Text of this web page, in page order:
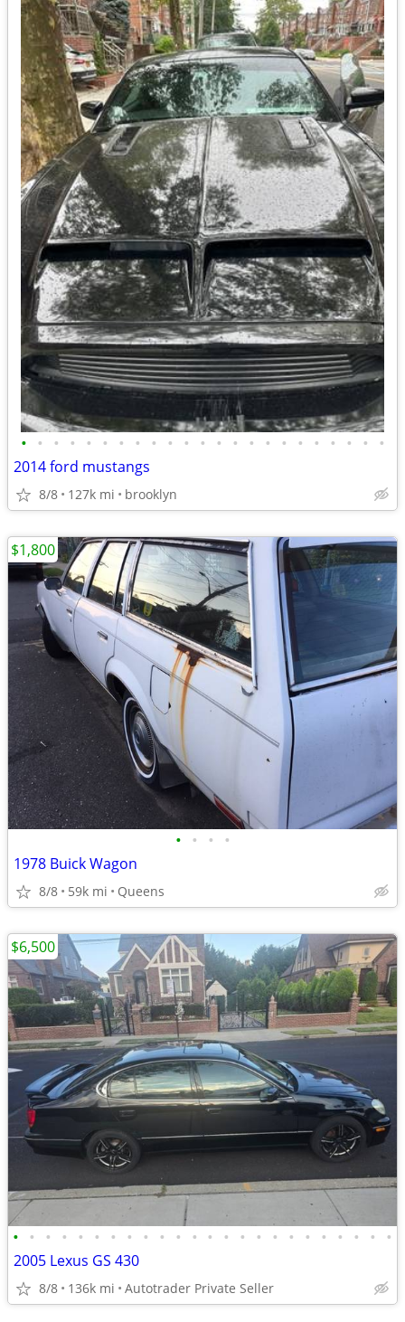
• • • • • • • • • • • • • • • • • • • • • • •
2014 ford mustangs
8/8 127k mi brooklyn
• • • •
1978 Buick Wagon
8/8 59k mi Queens
$1,800
• • • • • • • • • • • • • • • • • • • • • • • •
2005 Lexus GS 430
8/8 136k mi Autotrader Private Seller
$6,500